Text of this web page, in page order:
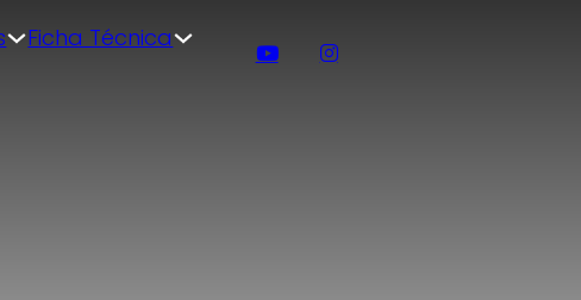
Ficha Técnica